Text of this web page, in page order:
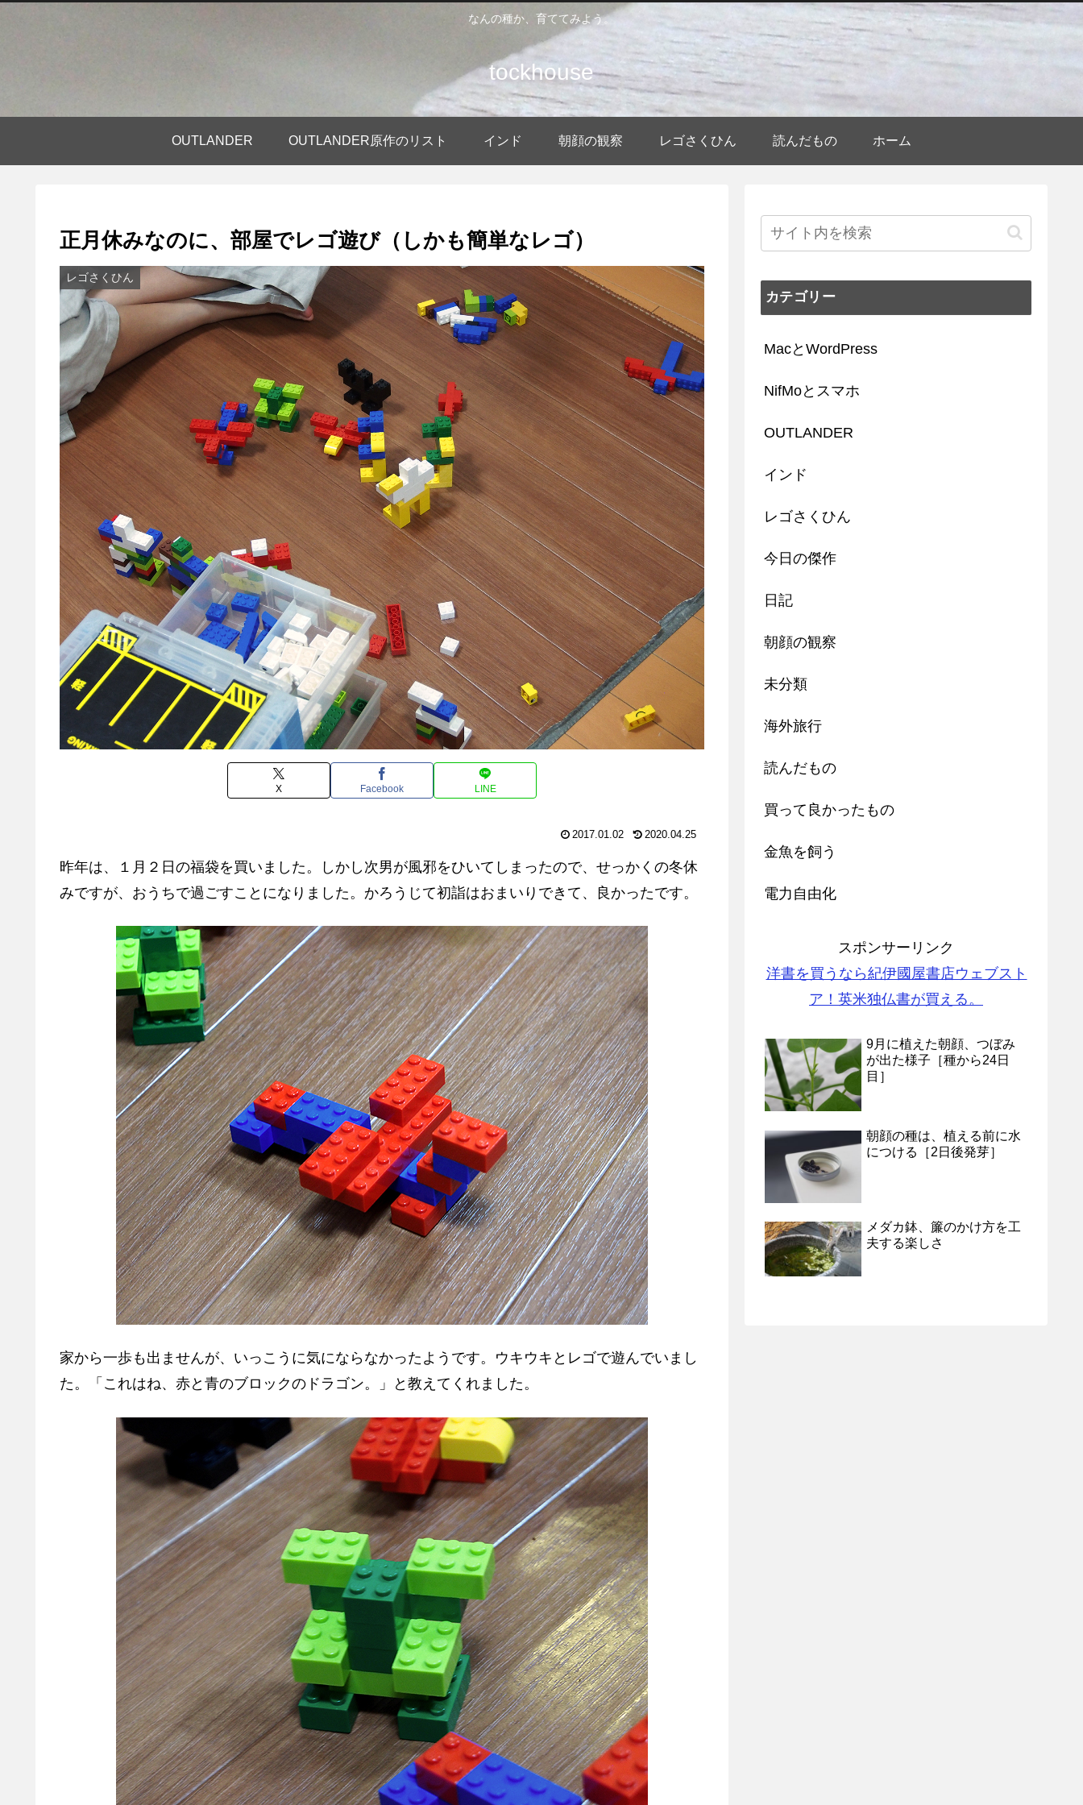
なんの種か、育ててみよう。
tockhouse
OUTLANDER OUTLANDER原作のリスト インド 朝顔の観察 レゴさくひん 読んだもの ホーム
正月休みなのに、部屋でレゴ遊び（しかも簡単なレゴ）
レゴさくひん
X Facebook LINE
2017.01.02 2020.04.25
昨年は、１月２日の福袋を買いました。しかし次男が風邪をひいてしまったので、せっかくの冬休
みですが、おうちで過ごすことになりました。かろうじて初詣はおまいりできて、良かったです。
家から一歩も出ませんが、いっこうに気にならなかったようです。ウキウキとレゴで遊んでいまし
た。「これはね、赤と青のブロックのドラゴン。」と教えてくれました。
カテゴリー
MacとWordPress
NifMoとスマホ
OUTLANDER
インド
レゴさくひん
今日の傑作
日記
朝顔の観察
未分類
海外旅行
読んだもの
買って良かったもの
金魚を飼う
電力自由化
スポンサーリンク
洋書を買うなら紀伊國屋書店ウェブスト
ア！英米独仏書が買える。
9月に植えた朝顔、つぼみ
が出た様子［種から24日
目］
朝顔の種は、植える前に水
につける［2日後発芽］
メダカ鉢、簾のかけ方を工
夫する楽しさ